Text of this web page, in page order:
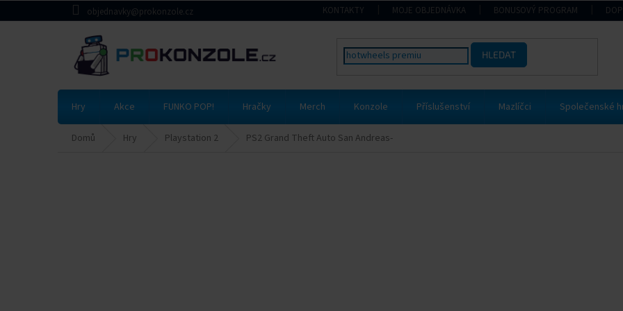
na
objednavky@prokonzole.cz KONTAKTY MOJE OBJEDNÁVKA BONUSOVÝ PROGRAM
HLEDAT
Hry Akce FUNKO POP! Hračky Merch Konzole Příslušenství Mazlíčci Společenské
Domů Hry Playstation 2 PS2 Grand Theft Auto San Andreas-